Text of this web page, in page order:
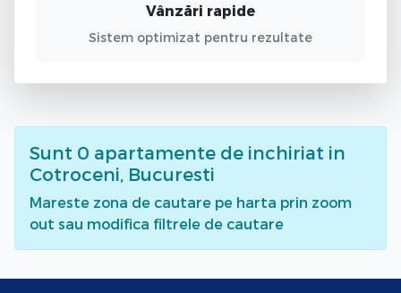
Vânzări rapide
Sistem optimizat pentru rezultate
Sunt 0 apartamente de inchiriat in
Cotroceni, Bucuresti
Mareste zona de cautare pe harta prin zoom
out sau modifica filtrele de cautare